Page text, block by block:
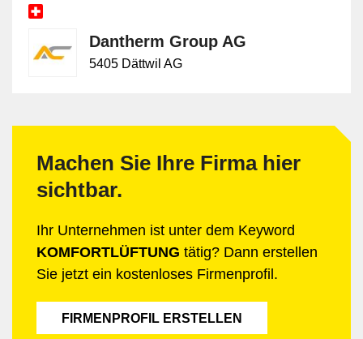
Dantherm Group AG
5405 Dättwil AG
Machen Sie Ihre Firma hier
sichtbar.
Ihr Unternehmen ist unter dem Keyword
KOMFORTLÜFTUNG tätig? Dann erstellen
Sie jetzt ein kostenloses Firmenprofil.
FIRMENPROFIL ERSTELLEN